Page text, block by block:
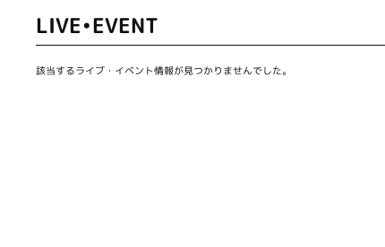
LIVE•EVENT
該当するライブ・イベント情報が見つかりませんでした。